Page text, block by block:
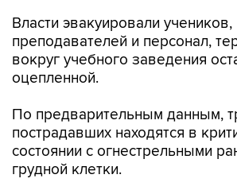
Власти эвакуировали учеников,
преподавателей и персонал,
вокруг учебного заведения
оцепленной.
По предварительным данным,
пострадавших находятся в
состоянии с огнестрельными
грудной клетки.